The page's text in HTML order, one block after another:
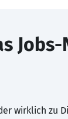
wirklich zu